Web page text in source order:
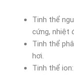
Tinh thể
cứng, nhiệt
Tinh thể
hơi.
Tinh thể